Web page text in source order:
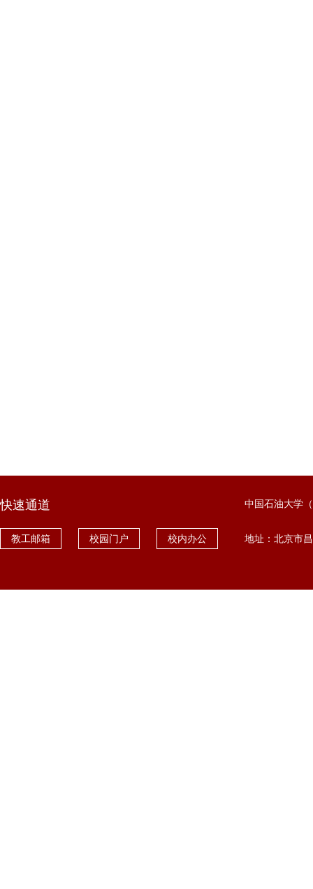
快速通道
教工邮箱 校园门户 校内办公
中国石油大学
地址：北京市